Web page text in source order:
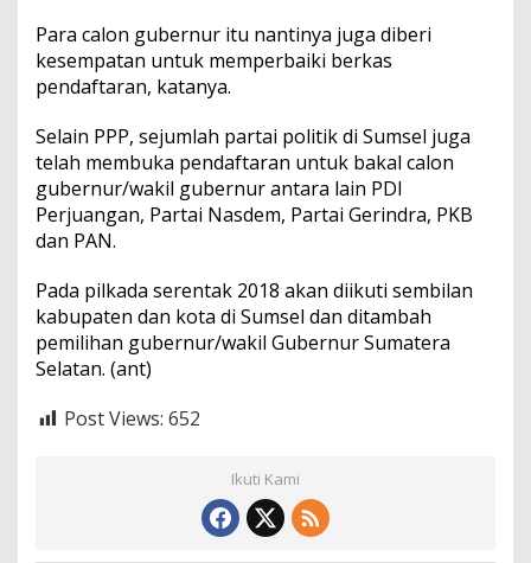
Para calon gubernur itu nantinya juga diberi
kesempatan untuk memperbaiki berkas
pendaftaran, katanya.
Selain PPP, sejumlah partai politik di Sumsel juga
telah membuka pendaftaran untuk bakal calon
gubernur/wakil gubernur antara lain PDI
Perjuangan, Partai Nasdem, Partai Gerindra, PKB
dan PAN.
Pada pilkada serentak 2018 akan diikuti sembilan
kabupaten dan kota di Sumsel dan ditambah
pemilihan gubernur/wakil Gubernur Sumatera
Selatan. (ant)
Post Views: 652
Ikuti Kami